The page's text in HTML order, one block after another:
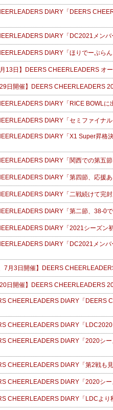
DIARY「DEERS
DIARY「DC2021メン
DIARY「ほりでーぷら
月13日】DEERS CHEERLEADERS オ
29日開催】DEERS CHEERLEADERS
DIARY「RICE BOWLに
DIARY「セミファイナ
DIARY「X1 Super昇格
DIARY「関西での第五
DIARY「第四節、応援
DIARY「二戦続けて完
DIARY「第二節、38-0
DIARY「2021シーズン
DIARY「DC2021メン
7月3日開催】DEERS
20日開催】DEERS CHEERLEADERS
CHEERLEADERS DIARY「DEERS
CHEERLEADERS DIARY「
CHEERLEADERS DIARY「2020シ
CHEERLEADERS DIARY「第2戦も
CHEERLEADERS DIARY「2020シ
CHEERLEADERS DIARY「LDCよ